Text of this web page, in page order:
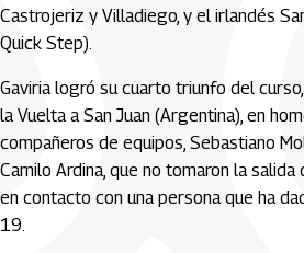
Castrojeriz y Villadiego, y el irlandés
Quick Step).
Gaviria logró su cuarto triunfo del
la Vuelta a San Juan (Argentina), en
compañeros de equipos, Sebastiano
Camilo Ardina, que no tomaron la
en contacto con una persona que ha
19.